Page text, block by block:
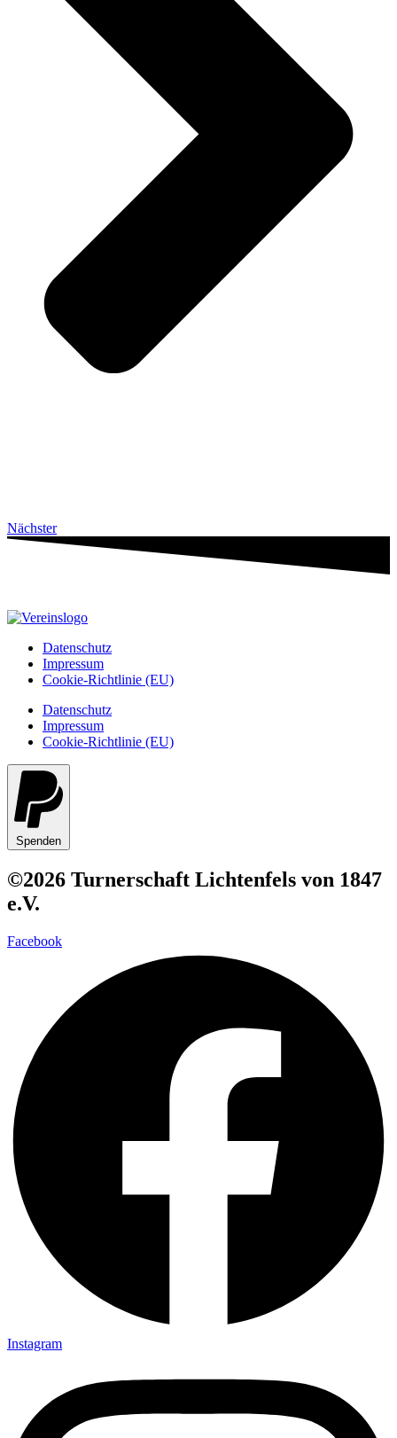
Nächster
Datenschutz
Impressum
Cookie-Richtlinie (EU)
Datenschutz
Impressum
Cookie-Richtlinie (EU)
Spenden
©2026 Turnerschaft Lichtenfels von 1847
e.V.
Facebook
Instagram